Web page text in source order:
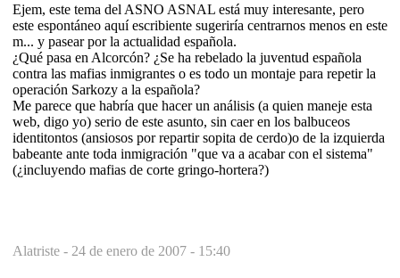
Ejem, este tema del ASNO ASNAL está muy interesante, pero
este espontáneo aquí escribiente sugeriría centrarnos menos en este
m... y pasear por la actualidad española.
¿Qué pasa en Alcorcón? ¿Se ha rebelado la juventud española
contra las mafias inmigrantes o es todo un montaje para repetir la
operación Sarkozy a la española?
Me parece que habría que hacer un análisis (a quien maneje esta
web, digo yo) serio de este asunto, sin caer en los balbuceos
identitontos (ansiosos por repartir sopita de cerdo)o de la izquierda
babeante ante toda inmigración "que va a acabar con el sistema"
(¿incluyendo mafias de corte gringo-hortera?)
Alatriste - 24 de enero de 2007 - 15:40